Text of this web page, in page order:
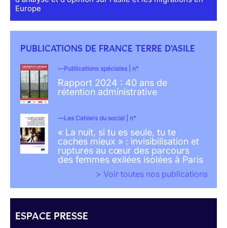
Europe
PUBLICATIONS DE FRANCE TERRE D'ASILE
Publications spéciales | n°
Rapport 2024 : 40 ans de
rétention administrative
Les Cahiers du social | n°
« La nuit, si tu es seule, tu te
caches mieux » : invisibilisation et
ruptures au cœur des parcours
des femmes exilées isolées à Paris
> Voir toutes nos publications
ESPACE PRESSE